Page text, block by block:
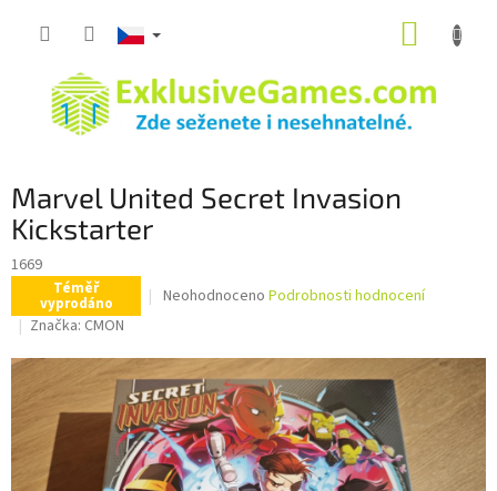
Marvel United Secret Invasion
Kickstarter
1669
Téměř
vyprodáno
Průměrné
je
0,0
z
5
hvězdiček.
Neohodnoceno Podrobnosti hodnocení
Značka: CMON